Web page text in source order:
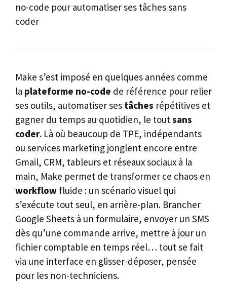
no-code pour automatiser ses tâches sans
coder
Make s’est imposé en quelques années comme
la plateforme no-code de référence pour relier
ses outils, automatiser ses tâches répétitives et
gagner du temps au quotidien, le tout sans
coder. Là où beaucoup de TPE, indépendants
ou services marketing jonglent encore entre
Gmail, CRM, tableurs et réseaux sociaux à la
main, Make permet de transformer ce chaos en
workflow fluide : un scénario visuel qui
s’exécute tout seul, en arrière-plan. Brancher
Google Sheets à un formulaire, envoyer un SMS
dès qu’une commande arrive, mettre à jour un
fichier comptable en temps réel… tout se fait
via une interface en glisser-déposer, pensée
pour les non-techniciens.